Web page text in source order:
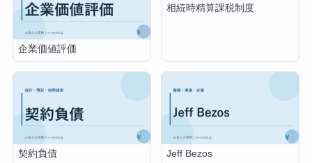
企業価値評価
相続時精算課税制度
契約負債 Jeff Bezos